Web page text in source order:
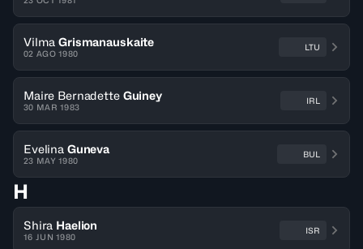
Vilma Grismanauskaite
02 AGO 1980
LTU
Maire Bernadette Guiney
30 MAR 1983
IRL
Evelina Guneva
23 MAY 1980
BUL
H
Shira Haelion
16 JUN 1980
ISR